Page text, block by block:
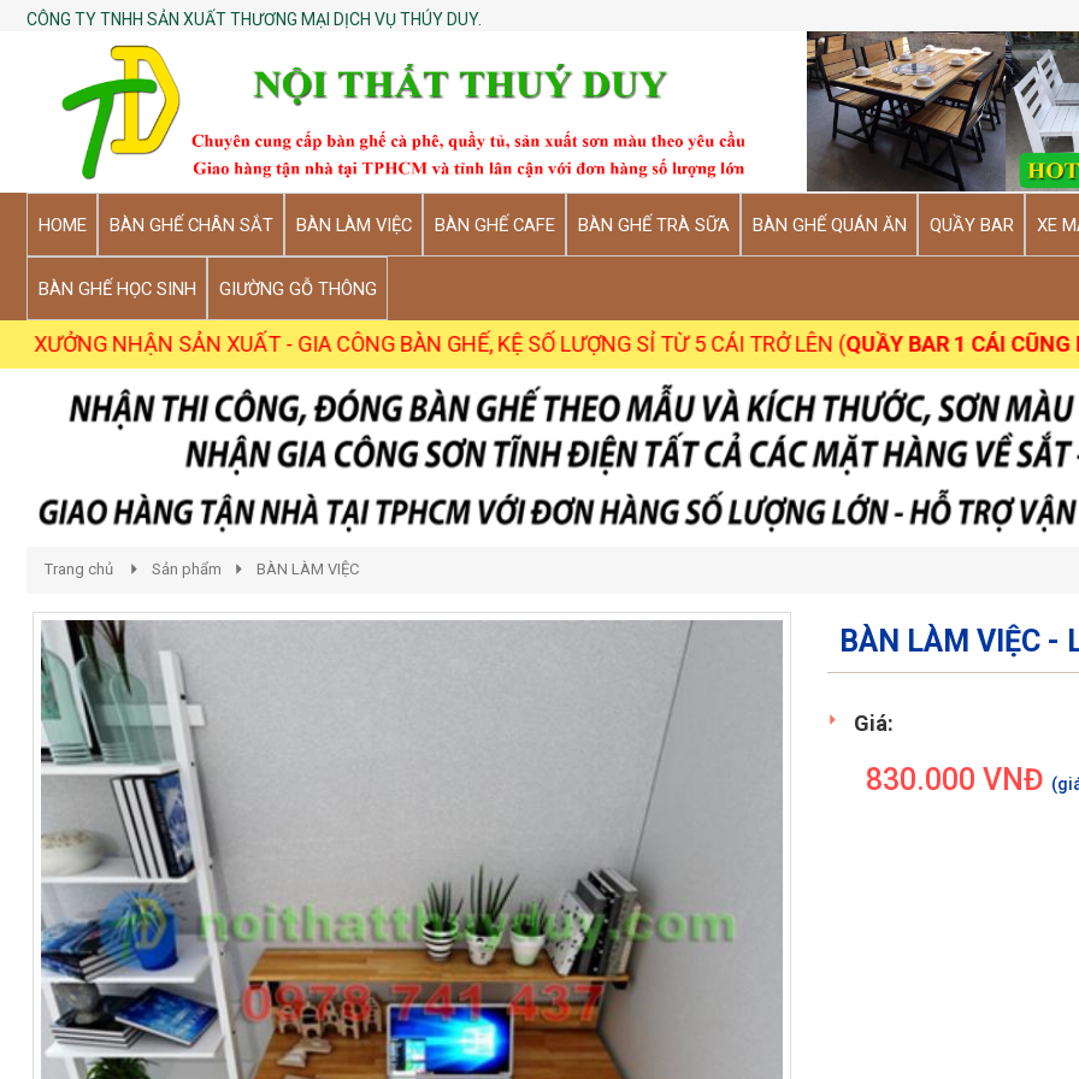
CÔNG TY TNHH SẢN XUẤT THƯƠNG MẠI DỊCH VỤ THÚY DUY.
HOME BÀN GHẾ CHÂN SẮT BÀN LÀM VIỆC BÀN GHẾ CAFE BÀN GHẾ TRÀ SỮA BÀN GHẾ QUÁN ĂN QUẦY BAR XE
BÀN GHẾ HỌC SINH GIƯỜNG GỖ THÔNG
SẢN XUẤT - GIA CÔNG BÀN GHẾ, KỆ SỐ LƯỢNG SỈ TỪ 5 CÁI TRỞ LÊN (QUẦY BAR 1 CÁI CŨNG NHẬN)
Trang chủ Sản phẩm BÀN LÀM VIỆC
BÀN LÀM VIỆC -
Giá:
830.000 VNĐ